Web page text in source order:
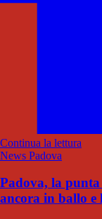
Continua la lettura
News Padova
Padova, la
ancora in ballo e